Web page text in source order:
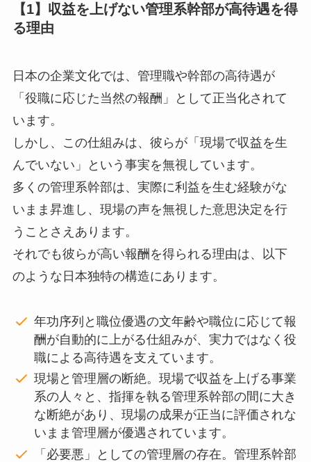
【1】収益を上げない管理系幹部が高待遇を得
る理由
日本の企業文化では、管理職や幹部の高待遇が
「役職に応じた当然の報酬」として正当化されて
います。
しかし、この仕組みは、彼らが「現場で収益を生
んでいない」という事実を無視しています。
多くの管理系幹部は、実際に利益を生む経験がな
いまま昇進し、現場の声を無視した意思決定を行
うことさえあります。
それでも彼らが高い報酬を得られる理由は、以下
のような日本独特の構造にあります。
年功序列と職位優遇の文年齢や職位に応じて報
酬が自動的に上がる仕組みが、実力ではなく役
職による高待遇を支えています。
現場と管理層の断絶。現場で収益を上げる事業
系の人々と、指揮を執る管理系幹部の間に大き
な断絶があり、現場の成果が正当に評価されな
いまま管理層が優遇されています。
「必要悪」としての管理層の存在。管理系幹部